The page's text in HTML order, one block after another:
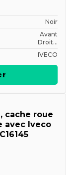
Noir
Avant
Droit...
IVECO
cache roue
avec Iveco